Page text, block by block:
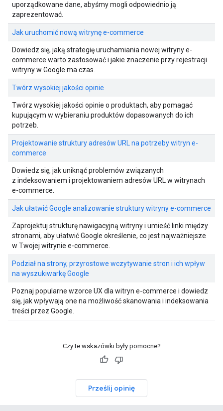
uporządkowane dane, abyśmy mogli odpowiednio ją
zaprezentować.
Jak uruchomić nową witrynę e-commerce
Dowiedz się, jaką strategię uruchamiania nowej witryny e-
commerce warto zastosować i jakie znaczenie przy rejestracji
witryny w Google ma czas.
Twórz wysokiej jakości opinie
Twórz wysokiej jakości opinie o produktach, aby pomagać
kupującym w wybieraniu produktów dopasowanych do ich
potrzeb.
Projektowanie struktury adresów URL na potrzeby witryn e-
commerce
Dowiedz się, jak uniknąć problemów związanych
z indeksowaniem i projektowaniem adresów URL w witrynach
e-commerce.
Jak ułatwić Google analizowanie struktury witryny e-commerce
Zaprojektuj strukturę nawigacyjną witryny i umieść linki między
stronami, aby ułatwić Google określenie, co jest najważniejsze
w Twojej witrynie e-commerce.
Podział na strony, przyrostowe wczytywanie stron i ich wpływ
na wyszukiwarkę Google
Poznaj popularne wzorce UX dla witryn e-commerce i dowiedz
się, jak wpływają one na możliwość skanowania i indeksowania
treści przez Google.
Czy te wskazówki były pomocne?
Prześlij opinię